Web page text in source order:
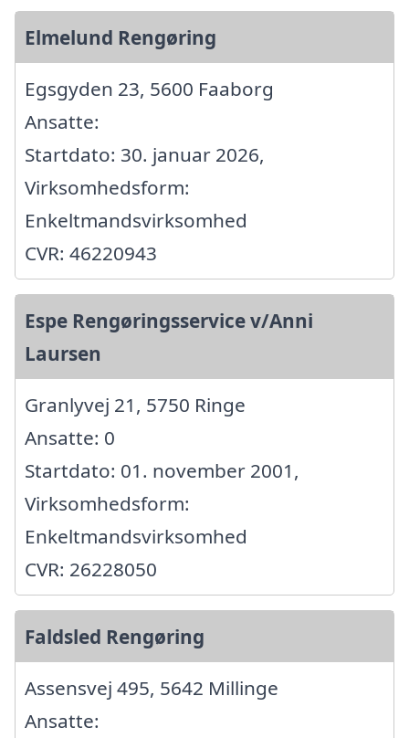
Elmelund Rengøring
Egsgyden 23, 5600 Faaborg
Ansatte:
Startdato: 30. januar 2026,
Virksomhedsform:
Enkeltmandsvirksomhed
CVR: 46220943
Espe Rengøringsservice v/Anni
Laursen
Granlyvej 21, 5750 Ringe
Ansatte: 0
Startdato: 01. november 2001,
Virksomhedsform:
Enkeltmandsvirksomhed
CVR: 26228050
Faldsled Rengøring
Assensvej 495, 5642 Millinge
Ansatte: